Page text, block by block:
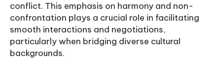
conflict. This emphasis on harmony and non-
confrontation plays a crucial role in facilitating
smooth interactions and negotiations,
particularly when bridging diverse cultural
backgrounds.